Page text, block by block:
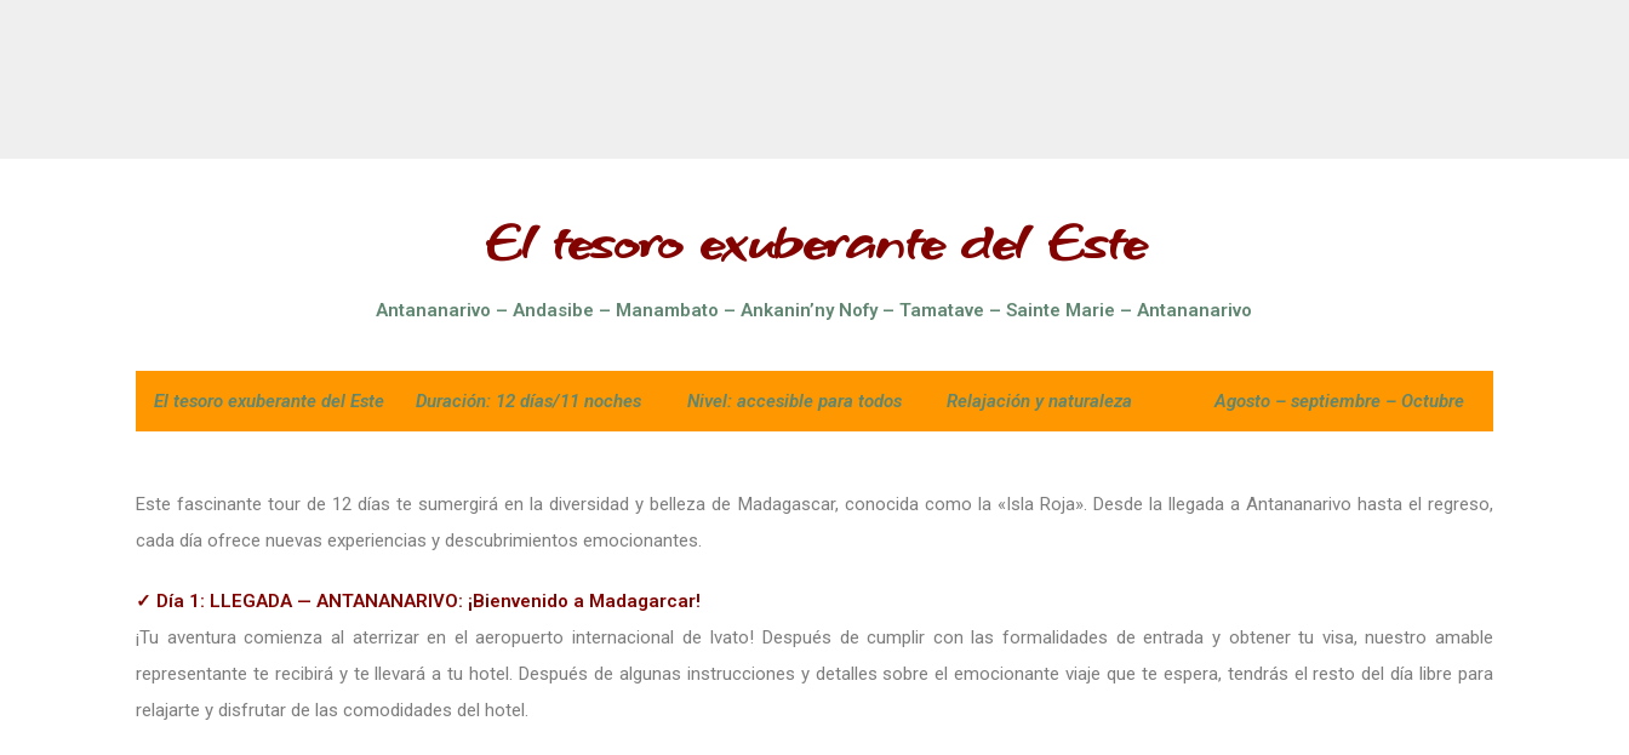
El tesoro exuberante del Este
Antananarivo – Andasibe – Manambato – Ankanin’ny Nofy – Tamatave – Sainte Marie – Antananarivo
El tesoro exuberante del Este Duración: 12 días/11 noches Nivel: accesible para todos Relajación y naturaleza Agosto – septiembre – Octubre
Este fascinante tour de 12 días te sumergirá en la diversidad y belleza de Madagascar, conocida como la «Isla Roja». Desde la llegada a Antananarivo hasta el regreso,
cada día ofrece nuevas experiencias y descubrimientos emocionantes.
✓ Día 1: LLEGADA — ANTANANARIVO: ¡Bienvenido a Madagarcar!
¡Tu aventura comienza al aterrizar en el aeropuerto internacional de Ivato! Después de cumplir con las formalidades de entrada y obtener tu visa, nuestro amable
representante te recibirá y te llevará a tu hotel. Después de algunas instrucciones y detalles sobre el emocionante viaje que te espera, tendrás el resto del día libre para
relajarte y disfrutar de las comodidades del hotel.